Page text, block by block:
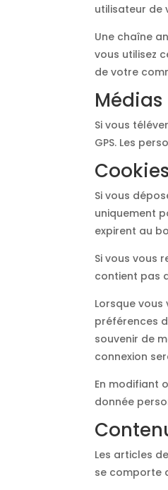
utilisateur de
Une chaîne
vous utilisez
de votre
Médias
Si vous
GPS. Les
Cookies
Si vous
uniquement
expirent au
Si vous vous
contient pas
Lorsque
préférences
souvenir de
connexion
En modifiant
donnée
Les articles
se comporte